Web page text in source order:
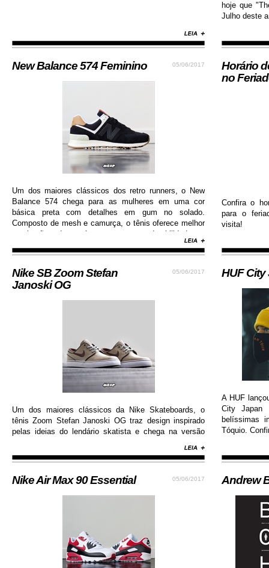
05/06/2017
New Balance 574 Feminino
Um dos maiores clássicos dos retro runners, o New
Balance 574 chega para as mulheres em uma cor
básica preta com detalhes em gum no solado.
Composto de mesh e camurça, o tênis oferece melhor
respiração dos pés e garante durabilidade e
05/06/2017
Nike SB Zoom Stefan
Janoski OG
Um dos maiores clássicos da Nike Skateboards, o
tênis Zoom Stefan Janoski OG traz design inspirado
pelas ideias do lendário skatista e chega na versão
de solado de borracha que permite maior aderência.
05/06/2017
Nike Air Max 90 Essential
hoje que
Julho deste
Horário
no
Confira o
para o
visita!
HUF City
A HUF
City Japan
belíssimas
Tóquio.
Andrew